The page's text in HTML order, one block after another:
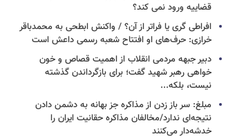
قضاییه ورود نمی کند؟
افراطی گری یا فراتر از آن؟ / واکنش ابطحی به محمدباقر
خرازی: حرف‌های او افتتاح شعبه رسمی داعش است
دبیر جبهه مردمی انقلاب از اهمیت قصاص و خون
خواهی رهبر شهید گفت؛ برای بازگرداندن گذشته
نیست، بلکه...
مبلغ: سر باز زدن از مذاکره‌ جز بهانه به دشمن دادن
نتیجه‌ای ندارد/مخالفان مذاکره حقانیت ایران را
خدشه‌دار می‌کنند